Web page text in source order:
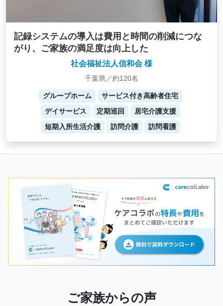
記録システムの導入は費用と時間の削減につな
がり、ご家族の満足度は向上した
社会福祉法人信和会 様
千葉県／約120名
グループホーム
サービス付き高齢者住宅
デイサービス
定期巡回
居宅介護支援
短期入所生活介護
訪問介護 訪問看護
ご家族からの声